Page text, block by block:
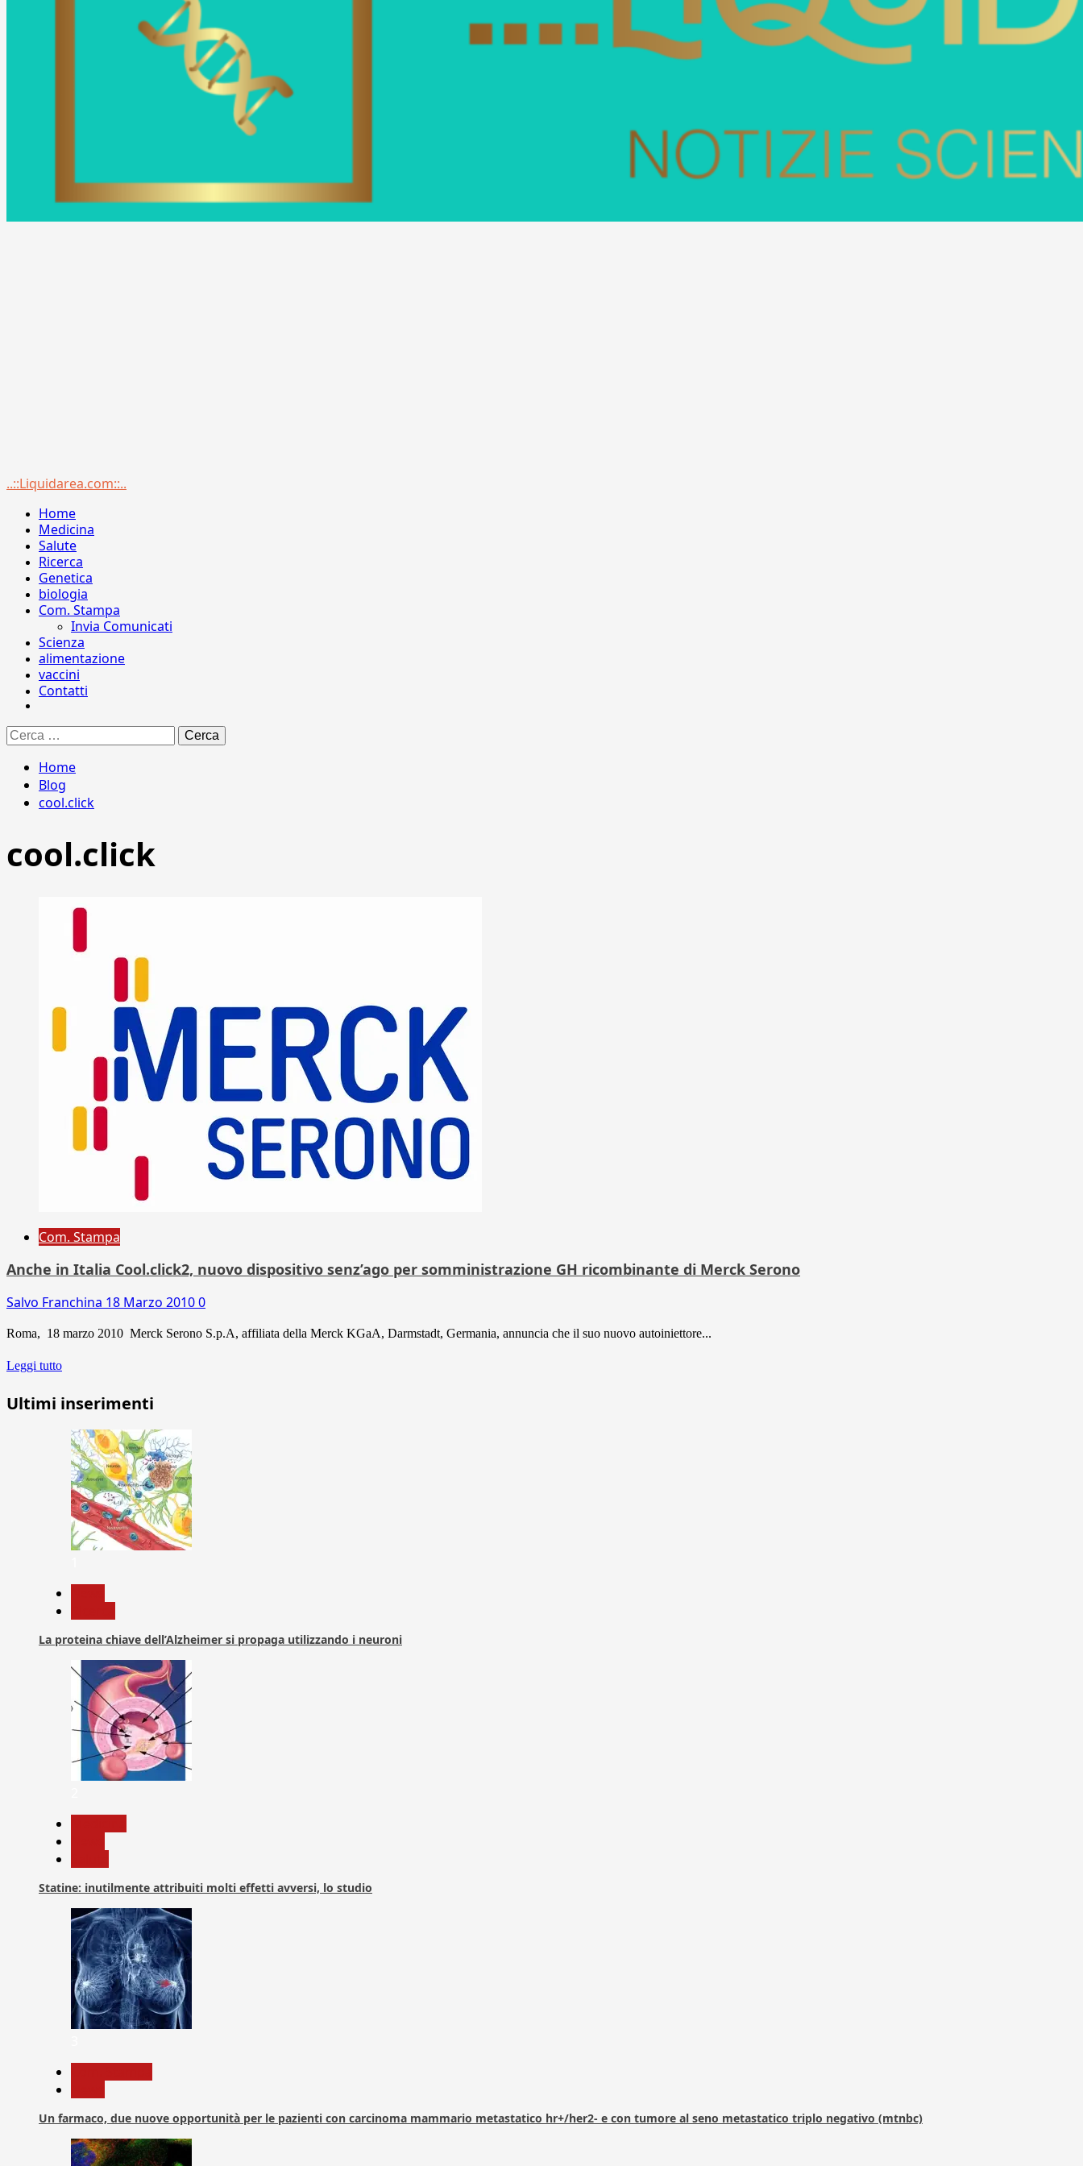
Menu
..::Liquidarea.com::..
Home
Medicina
Salute
Ricerca
Genetica
biologia
Com. Stampa
Invia Comunicati
Scienza
alimentazione
vaccini
Contatti
Ricerca
per:
Home
Blog
cool.click
cool.click
Com. Stampa
Anche in Italia Cool.click2, nuovo dispositivo senz’ago per somministrazione GH ricombinante di Merck Serono
Salvo Franchina 18 Marzo 20100
Roma, 18 marzo 2010  Merck Serono S.p.A, affiliata della Merck KGaA, Darmstadt, Germania, annuncia che il suo nuovo autoiniettore...
Leggi tutto
Ultimi inserimenti
La proteina chiave dell’Alzheimer si propaga utilizzando i neuroni
Statine: inutilmente attribuiti molti effetti avversi, lo studio
Un farmaco, due nuove opportunità per le pazienti con carcinoma mammario metastatico hr+/her2- e con tumore al seno metastatico triplo negativo (mtnbc)